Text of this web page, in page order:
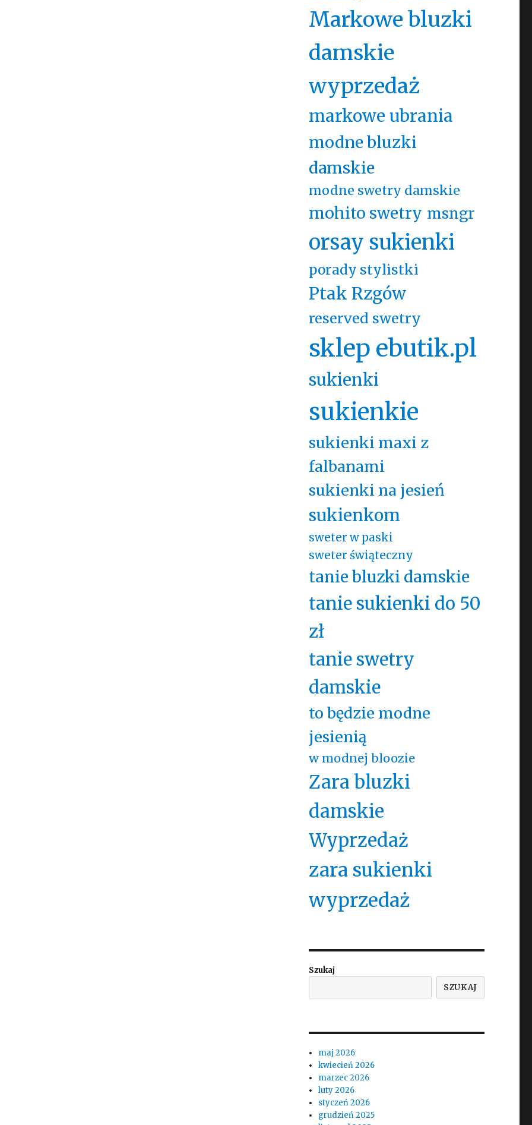
Markowe bluzki
damskie
wyprzedaż
markowe ubrania
modne bluzki
damskie
modne swetry damskie
mohito swetry msngr
orsay sukienki
porady stylistki
Ptak Rzgów
reserved swetry
sklep ebutik.pl
sukienki
sukienkie
sukienki maxi z
falbanami
sukienki na jesień
sukienkom
sweter w paski
sweter świąteczny
tanie bluzki damskie
tanie sukienki do 50
zł
tanie swetry
damskie
to będzie modne
jesienią
w modnej bloozie
Zara bluzki
damskie
Wyprzedaż
zara sukienki
wyprzedaż
Szukaj
SZUKAJ
maj 2026
kwiecień 2026
marzec 2026
luty 2026
styczeń 2026
grudzień 2025